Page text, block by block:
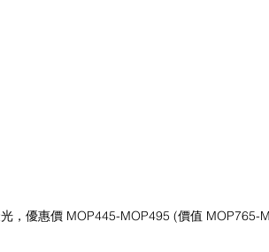
，優惠價 MOP445-MOP495 (價值 MOP765-